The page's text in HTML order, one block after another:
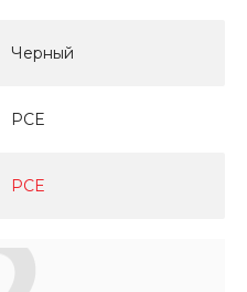
Черный
PCE
PCE